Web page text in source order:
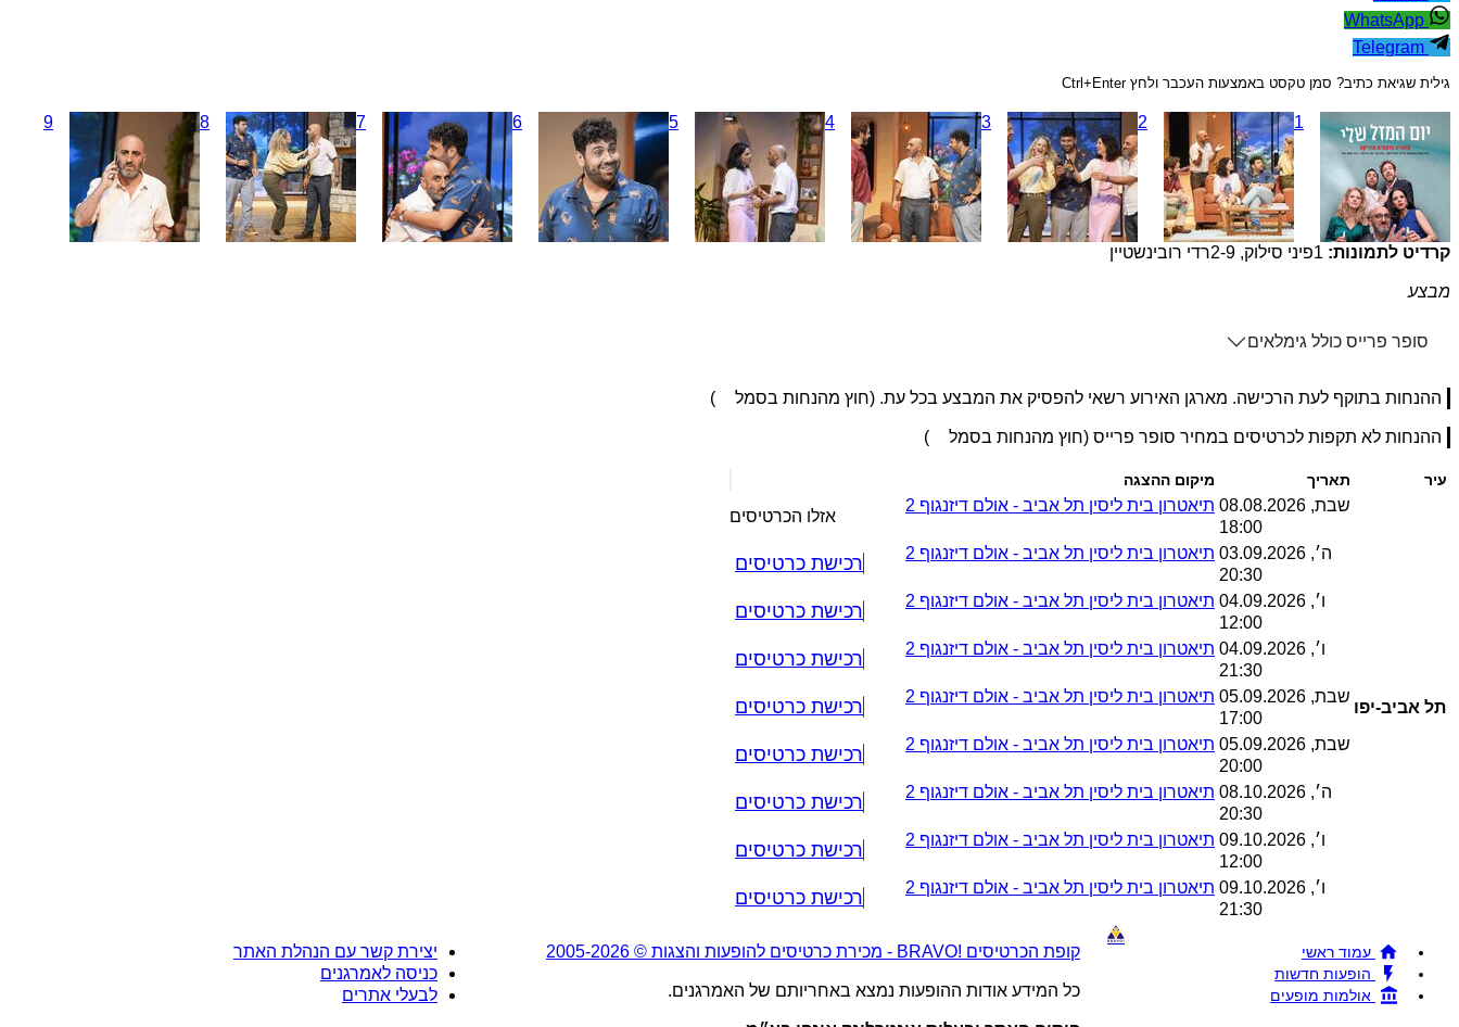
גילית שגיאת כתיב? סמן טקסט באמצעות העכבר ולחץ Ctrl+Enter
1
2
3
4
5
6
7
8
9
קרדיט לתמונות: 1פיני סילוק,
2-9רדי רובינשטיין
מבצע
סופר פרייס כולל גימלאים
ההנחות בתוקף לעת הרכישה. מארגן האירוע רשאי להפסיק את המבצע בכל עת. (חוץ מהנחות בסמל )
ההנחות לא תקפות לכרטיסים במחיר סופר פרייס (חוץ מהנחות בסמל )
עיר תאריך מיקום ההצגה
תל אביב-יפו
שבת, 08.08.2026
18:00
תיאטרון בית ליסין תל אביב - אולם דיזנגוף 2
אזלו הכרטיסים
ה׳, 03.09.2026
20:30
תיאטרון בית ליסין תל אביב - אולם דיזנגוף 2 רכישת כרטיסים
ו׳, 04.09.2026
12:00
תיאטרון בית ליסין תל אביב - אולם דיזנגוף 2 רכישת כרטיסים
ו׳, 04.09.2026
21:30
תיאטרון בית ליסין תל אביב - אולם דיזנגוף 2 רכישת כרטיסים
שבת, 05.09.2026
17:00
תיאטרון בית ליסין תל אביב - אולם דיזנגוף 2 רכישת כרטיסים
שבת, 05.09.2026
20:00
תיאטרון בית ליסין תל אביב - אולם דיזנגוף 2 רכישת כרטיסים
ה׳, 08.10.2026
20:30
תיאטרון בית ליסין תל אביב - אולם דיזנגוף 2 רכישת כרטיסים
ו׳, 09.10.2026
12:00
תיאטרון בית ליסין תל אביב - אולם דיזנגוף 2 רכישת כרטיסים
ו׳, 09.10.2026
21:30
תיאטרון בית ליסין תל אביב - אולם דיזנגוף 2 רכישת כרטיסים
עמוד ראשי
הופעות חדשות
אולמות מופעים
קופת הכרטיסים !BRAVO - מכירת כרטיסים להופעות והצגות © 2005-2026
כל המידע אודות ההופעות נמצא באחריותם של האמרגנים.
יצירת קשר עם הנהלת האתר
כניסה לאמרגנים
לבעלי אתרים